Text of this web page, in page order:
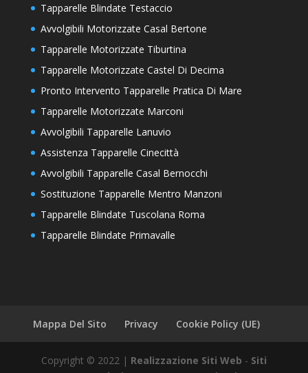
Tapparelle Blindate Testaccio
Avvolgibili Motorizzate Casal Bertone
Tapparelle Motorizzate Tiburtina
Tapparelle Motorizzate Castel Di Decima
Pronto Intervento Tapparelle Pratica Di Mare
Tapparelle Motorizzate Marconi
Avvolgibili Tapparelle Lanuvio
Assistenza Tapparelle Cinecittà
Avvolgibili Tapparelle Casal Bernocchi
Sostituzione Tapparelle Mentro Manzoni
Tapparelle Blindate Tuscolana Roma
Tapparelle Blindate Primavalle
Mappa Del Sito Privacy Cookie Policy (UE)
Copyright © 2022 | Realizzazione Siti Web - Siti